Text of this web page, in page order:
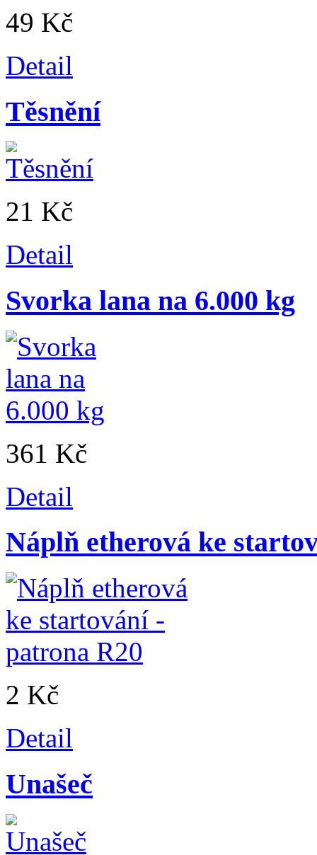
49 Kč
Detail
Těsnění
21 Kč
Detail
Svorka lana na 6.000 kg
361 Kč
Detail
Náplň etherová ke
2 Kč
Detail
Unašeč